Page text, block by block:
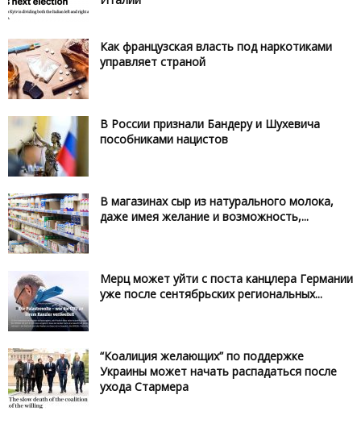
Как французская власть под наркотиками
управляет страной
В России признали Бандеру и Шухевича
пособниками нацистов
В магазинах сыр из натурального молока,
даже имея желание и возможность,...
Мерц может уйти с поста канцлера Германии
уже после сентябрьских региональных...
“Коалиция желающих” по поддержке
Украины может начать распадаться после
ухода Стармера